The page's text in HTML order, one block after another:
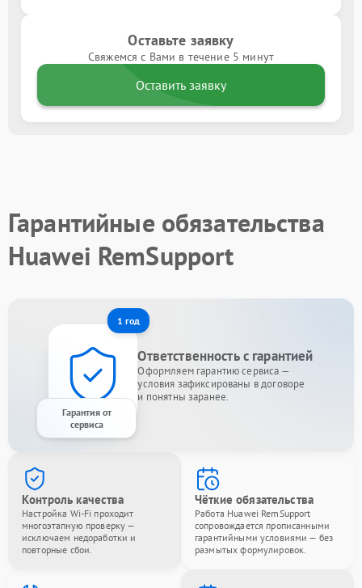
Оставьте заявку
Свяжемся с Вами в течение 5 минут
Оставить заявку
Гарантийные обязательства
Huawei RemSupport
1 год
Гарантия от
сервиса
Ответственность с гарантией
Оформляем гарантию сервиса —
условия зафиксированы в договоре
и понятны заранее.
Контроль качества
Настройка Wi-Fi проходит
многоэтапную проверку —
исключаем недоработки и
повторные сбои.
Чёткие обязательства
Работа Huawei RemSupport
сопровождается прописанными
гарантийными условиями — без
размытых формулировок.